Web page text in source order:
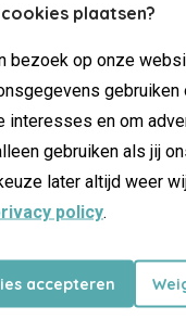
plaatsen?
bezoek op onze
interesses en om
gebruiken als jij
later altijd weer
policy.
accepteren
parks